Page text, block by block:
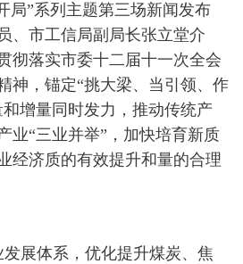
最太原 网罗民生
报 热评 社区
”系列主题第三场新闻发布
、市工信局副局长张立堂介
彻落实市委十二届十一次全会
神，锚定“挑大梁、当引领、作
增量同时发力，推动传统产
业“三业并举”，加快培育新质
经济质的有效提升和量的合理
展体系，优化提升煤炭、焦